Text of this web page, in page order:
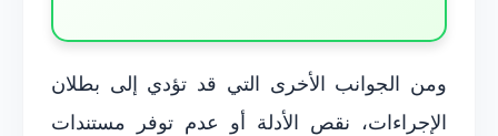
ومن الجوانب الأخرى التي قد تؤدي إلى بطلان
الإجراءات، نقص الأدلة أو عدم توفر مستندات